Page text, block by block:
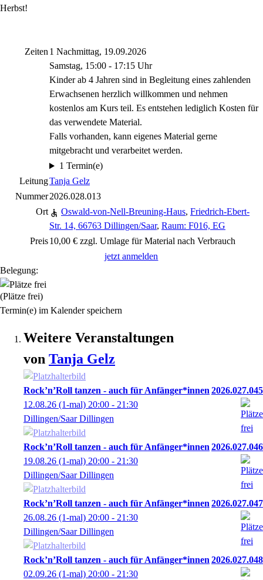
Herbst!
Zeiten 1 Nachmittag, 19.09.2026
Samstag, 15:00 - 17:15 Uhr
Kinder ab 4 Jahren sind in Begleitung eines zahlenden
Erwachsenen herzlich willkommen und nehmen
kostenlos am Kurs teil. Es entstehen lediglich Kosten für
das verwendete Material.
Falls vorhanden, kann eigenes Material gerne
mitgebracht und verarbeitet werden.
1 Termin(e)
LeitungTanja Gelz
Nummer2026.028.013
Ort
Oswald-von-Nell-Breuning-Haus, Friedrich-Ebert-
Str. 14, 66763 Dillingen/Saar, Raum: F016, EG
Preis10,00 € zzgl. Umlage für Material nach Verbrauch
jetzt anmelden
Belegung:
(Plätze frei)
Termin(e) im Kalender speichern
Weitere Veranstaltungen
von Tanja Gelz
Rock’n’Roll tanzen - auch für Anfänger*innen 2026.027.045
12.08.26 (1-mal) 20:00 - 21:30
Dillingen/Saar Dillingen
Rock’n’Roll tanzen - auch für Anfänger*innen 2026.027.046
19.08.26 (1-mal) 20:00 - 21:30
Dillingen/Saar Dillingen
Rock’n’Roll tanzen - auch für Anfänger*innen 2026.027.047
26.08.26 (1-mal) 20:00 - 21:30
Dillingen/Saar Dillingen
Rock’n’Roll tanzen - auch für Anfänger*innen 2026.027.048
02.09.26 (1-mal) 20:00 - 21:30